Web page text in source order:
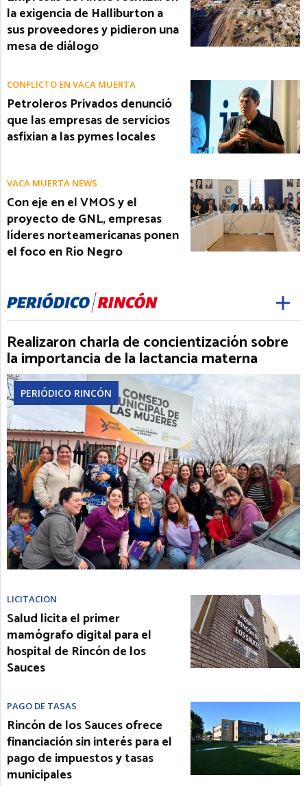
la exigencia de Halliburton a
sus proveedores y pidieron una
mesa de diálogo
CONFLICTO EN VACA MUERTA
Petroleros Privados denunció
que las empresas de servicios
asfixian a las pymes locales
VACA MUERTA NEWS
Con eje en el VMOS y el
proyecto de GNL, empresas
líderes norteamericanas ponen
el foco en Río Negro
Realizaron charla de concientización sobre
la importancia de la lactancia materna
PERIÓDICO RINCÓN
LICITACIÓN
Salud licita el primer
mamógrafo digital para el
hospital de Rincón de los
Sauces
PAGO DE TASAS
Rincón de los Sauces ofrece
financiación sin interés para el
pago de impuestos y tasas
municipales